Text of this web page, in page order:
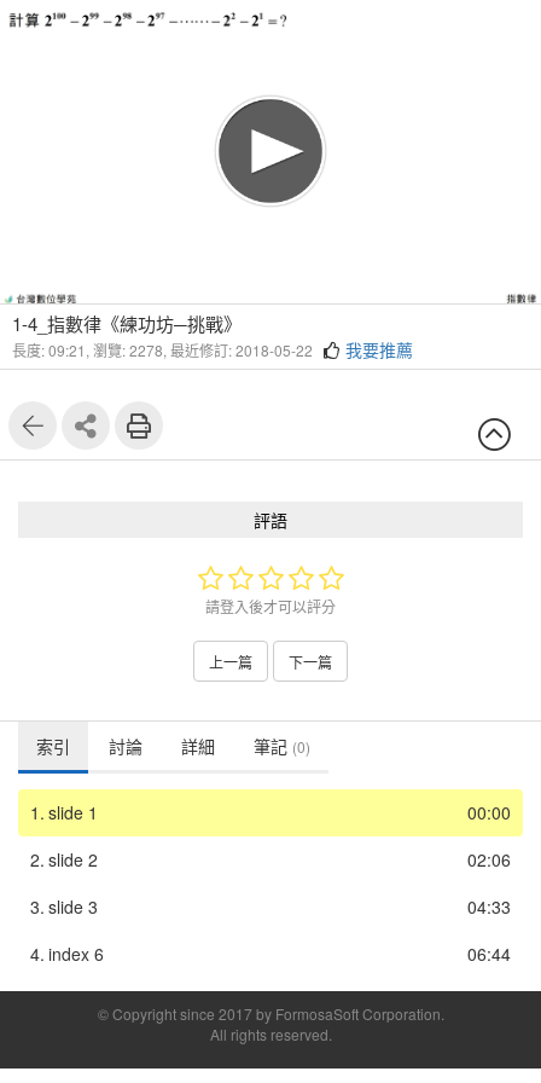
1-4_指數律《練功坊─挑戰》
長度: 09:21, 瀏覽: 2278, 最近修訂: 2018-05-22 我要推薦
評語
請登入後才可以評分
上一篇 下一篇
索引 討論 詳細 筆記 (0)
00:00
1. slide 1
02:06
2. slide 2
04:33
3. slide 3
06:44
4. index 6
© Copyright since 2017 by FormosaSoft Corporation.
All rights reserved.